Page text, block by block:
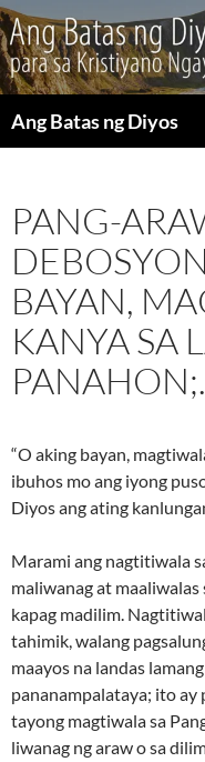
Ang Batas ng Diyos
PANG-
BAYAN,
KANYA SA
“O aking bayan,
ibuhos mo ang iyong
Diyos ang ating
Marami ang nagtitiwala
maliwanag at
kapag madilim.
tahimik, walang
maayos na landas
pananampalataya; ito ay
tayong magtiwala sa
liwanag ng araw o sa